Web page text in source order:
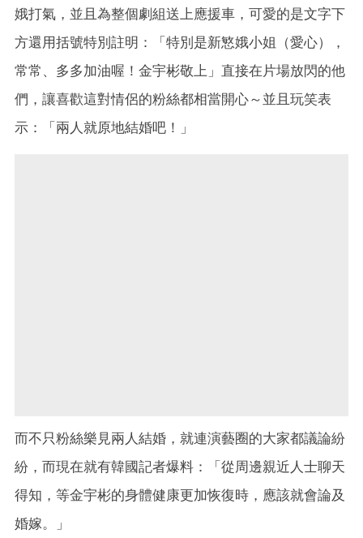
娥打氣，並且為整個劇組送上應援車，可愛的是文字下
方還用括號特別註明：「特別是新慜娥小姐（愛心），
常常、多多加油喔！金宇彬敬上」直接在片場放閃的他
們，讓喜歡這對情侶的粉絲都相當開心～並且玩笑表
示：「兩人就原地結婚吧！」
而不只粉絲樂見兩人結婚，就連演藝圈的大家都議論紛
紛，而現在就有韓國記者爆料：「從周邊親近人士聊天
得知，等金宇彬的身體健康更加恢復時，應該就會論及
婚嫁。」